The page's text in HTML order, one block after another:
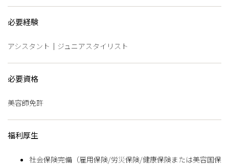
必要経験
アシスタント｜ジュニアスタイリスト
必要資格
美容師免許
福利厚生
社会保険完備（雇用保険/労災保険/健康保険または美容国保